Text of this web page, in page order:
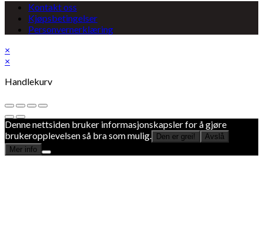
Kontakt oss
Kjøpsbetingelser
Personvernerklæring
×
×
Handlekurv
Denne nettsiden bruker informasjonskapsler for å gjøre
brukeropplevelsen så bra som mulig.
Den er grei!
Avslå
Mer info